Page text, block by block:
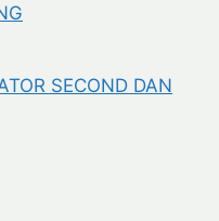
SECOND DAN